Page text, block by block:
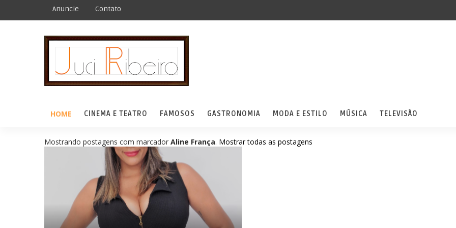
Anuncie Contato
HOME CINEMA E TEATRO FAMOSOS GASTRONOMIA MODA E ESTILO MÚSICA TELEVISÃO
Mostrando postagens com marcador Aline França. Mostrar todas as postagens